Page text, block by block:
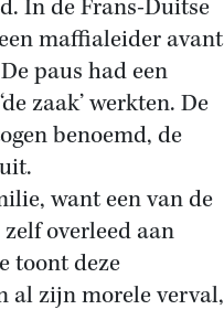
In de Frans-Duitse
maffialeider avant
paus had een
zaak’ werkten. De
benoemd, de
want een van de
overleed aan
toont deze
al zijn morele verval,